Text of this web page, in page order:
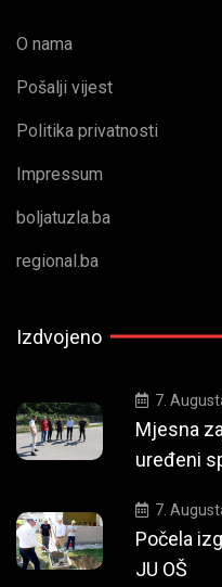
O nama
Pošalji vijest
Politika privatnosti
Impressum
boljatuzla.ba
regional.ba
Izdvojeno
7.
Mjesna
uređeni
7.
Počela
JU OŠ